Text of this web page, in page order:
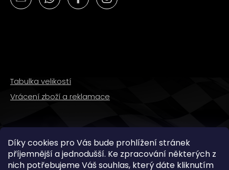
Díky cookies pro Vás bude prohlížení stránek
příjemnější a jednodušší. Ke zpracování některých z
nich potřebujeme Váš souhlas, který dáte kliknutím
Tabulka velikostí
Vrácení zboží a reklamace
SLEDUJTE NÁS